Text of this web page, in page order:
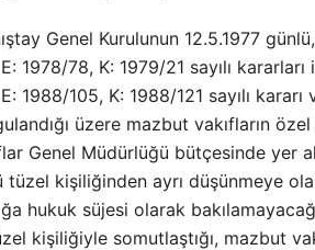
Genel Kurulunun 12.5.1977
1978/78, K: 1979/21 sayılı
1988/105, K: 1988/121 sayılı
üzere mazbut vakıfların
Genel Müdürlüğü bütçesinde yer
tüzel kişiliğinden ayrı düşünmeye
hukuk süjesi olarak
kişiliğiyle somutlaştığı, mazbut